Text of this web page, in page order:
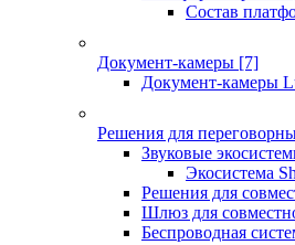
Состав
Документ-камеры [7]
Документ-камеры
Решения для
Звуковые
Экосистема
Решения для
Шлюз для
Беспроводная